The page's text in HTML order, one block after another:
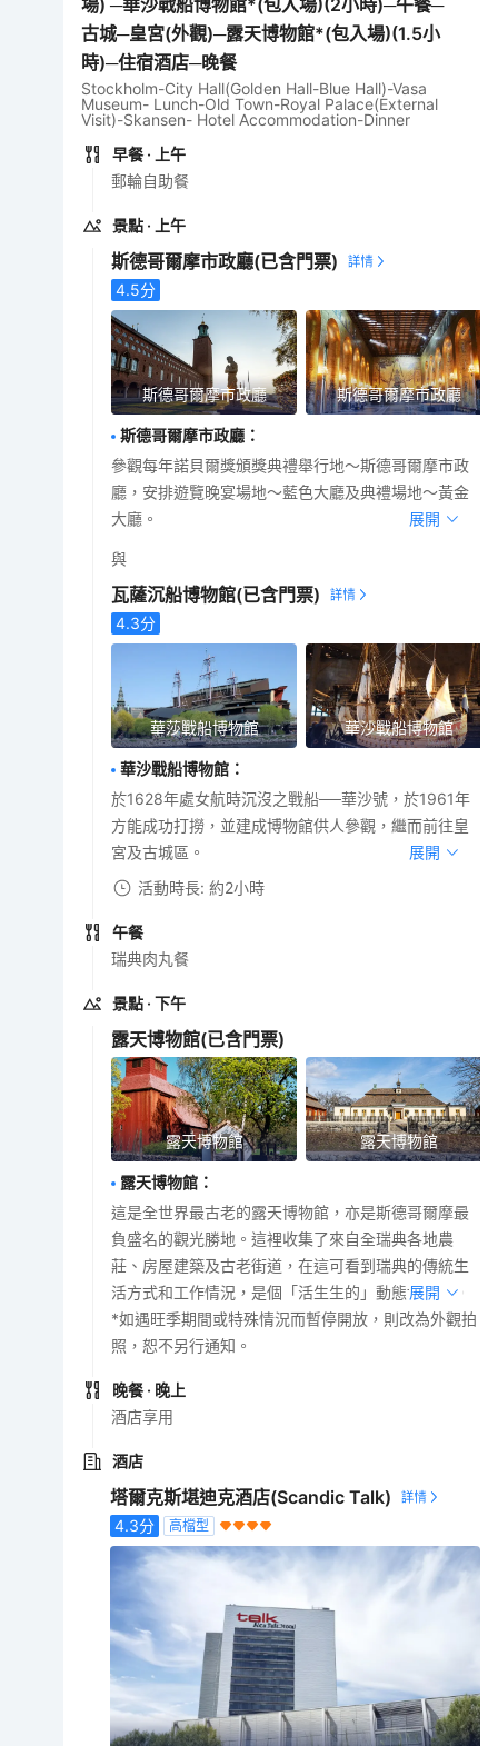
場) ─華沙戰船博物館*(包入場)(2小時)─午餐─
古城─皇宮(外觀)─露天博物館*(包入場)(1.5小
時)─住宿酒店─晚餐
Stockholm-City Hall(Golden Hall-Blue Hall)-Vasa
Museum- Lunch-Old Town-Royal Palace(External
Visit)-Skansen- Hotel Accommodation-Dinner
早餐 · 上午
郵輪自助餐
景點 · 上午
斯德哥爾摩市政廳(已含門票)
4.5分
斯德哥爾摩市政廳 斯德哥爾摩市政廳
斯德哥爾摩市政廳 ：
參觀每年諾貝爾獎頒獎典禮舉行地～斯德哥爾摩市政
廳，安排遊覽晚宴場地～藍色大廳及典禮場地～黃金
大廳。
展開
與
瓦薩沉船博物館(已含門票)
4.3分
華莎戰船博物館 華沙戰船博物館
華沙戰船博物館 ：
於1628年處女航時沉沒之戰船──華沙號，於1961年
方能成功打撈，並建成博物館供人參觀，繼而前往皇
宮及古城區。
展開
活動時長: 約2小時
午餐
瑞典肉丸餐
景點 · 下午
露天博物館(已含門票)
露天博物館 露天博物館
露天博物館 ：
這是全世界最古老的露天博物館，亦是斯德哥爾摩最
負盛名的觀光勝地。這裡收集了來自全瑞典各地農
莊、房屋建築及古老街道，在這可看到瑞典的傳統生
活方式和工作情況，是個「活生生的」動態博物館。
展開
*如遇旺季期間或特殊情況而暫停開放，則改為外觀拍
照，恕不另行通知。
晚餐 · 晚上
酒店享用
酒店
塔爾克斯堪迪克酒店(Scandic Talk)
4.3分 高檔型